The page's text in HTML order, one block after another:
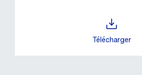
Télécharger